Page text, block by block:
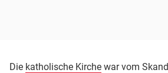
Die katholische Kirche war vom